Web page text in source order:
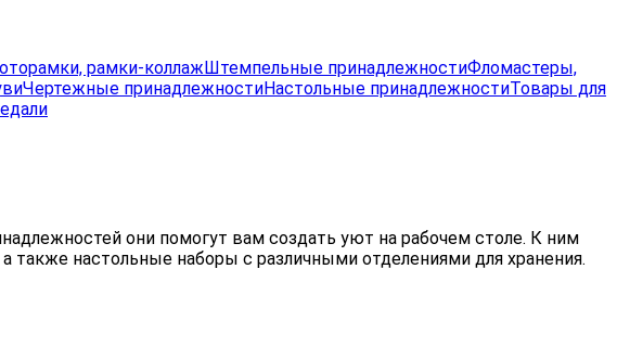
рамки-коллажШтемпельные принадлежностиФломастеры,
Чертежные принадлежностиНастольные принадлежностиТовары для
они помогут вам создать уют на рабочем столе. К ним
а также настольные наборы с различными отделениями для хранения.